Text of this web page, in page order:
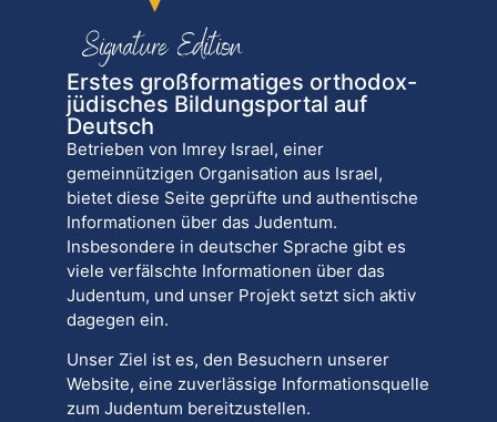
Erstes großformatiges orthodox-
jüdisches Bildungsportal auf
Deutsch
Betrieben von Imrey Israel, einer
gemeinnützigen Organisation aus Israel,
bietet diese Seite geprüfte und authentische
Informationen über das Judentum.
Insbesondere in deutscher Sprache gibt es
viele verfälschte Informationen über das
Judentum, und unser Projekt setzt sich aktiv
dagegen ein.
Unser Ziel ist es, den Besuchern unserer
Website, eine zuverlässige Informationsquelle
zum Judentum bereitzustellen.